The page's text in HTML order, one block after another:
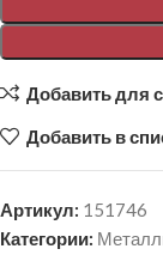
Добавить для
Добавить в
Артикул: 151746
Категории: